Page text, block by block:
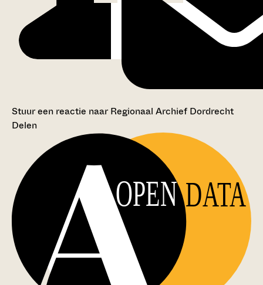
Stuur een reactie naar Regionaal Archief Dordrecht
Delen
OPEN DATA